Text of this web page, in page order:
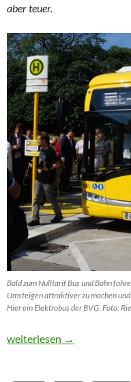
aber teuer.
Bald zum Nulltarif Bus und Bahn
Umsteigen attraktiver zu machen
Hier ein Elektrobus der BVG. Foto:
Bundesregierung erwägt
weiterlesen →